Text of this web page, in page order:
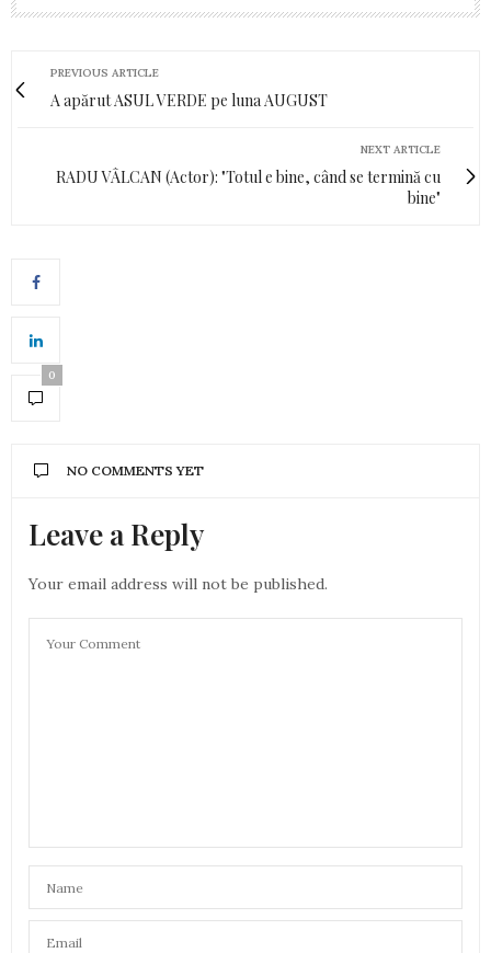
PREVIOUS ARTICLE
A apărut ASUL VERDE pe luna AUGUST
NEXT ARTICLE
RADU VÂLCAN (Actor): "Totul e bine, când se termină cu
bine"
0
NO COMMENTS YET
Leave a Reply
Your email address will not be published.